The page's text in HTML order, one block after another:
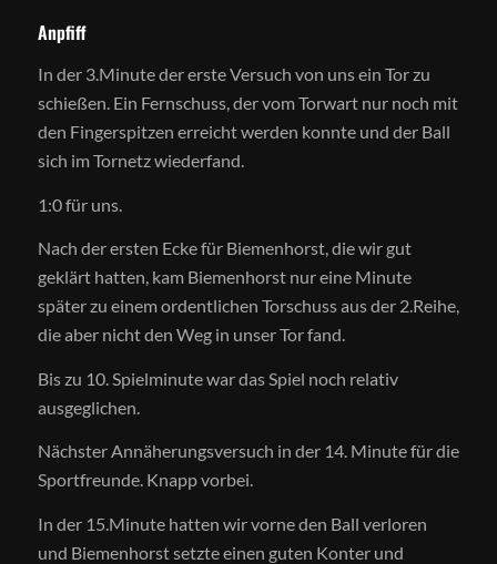
Anpfiff
In der 3.Minute der erste Versuch von uns ein Tor zu
schießen. Ein Fernschuss, der vom Torwart nur noch mit
den Fingerspitzen erreicht werden konnte und der Ball
sich im Tornetz wiederfand.
1:0 für uns.
Nach der ersten Ecke für Biemenhorst, die wir gut
geklärt hatten, kam Biemenhorst nur eine Minute
später zu einem ordentlichen Torschuss aus der 2.Reihe,
die aber nicht den Weg in unser Tor fand.
Bis zu 10. Spielminute war das Spiel noch relativ
ausgeglichen.
Nächster Annäherungsversuch in der 14. Minute für die
Sportfreunde. Knapp vorbei.
In der 15.Minute hatten wir vorne den Ball verloren
und Biemenhorst setzte einen guten Konter und